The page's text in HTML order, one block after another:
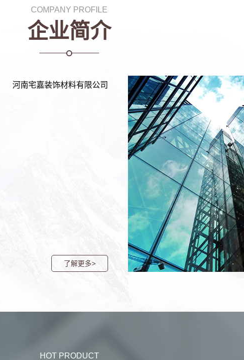
COMPANY PROFILE
企业简介
河南宅嘉装饰材料有限公司
了解更多>
HOT PRODUCT